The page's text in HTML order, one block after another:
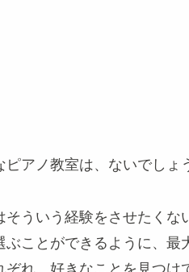
アノ教室は、ないでしょ
ういう経験をさせたくな
ことができるように、最
れ、好きなことを見つけ